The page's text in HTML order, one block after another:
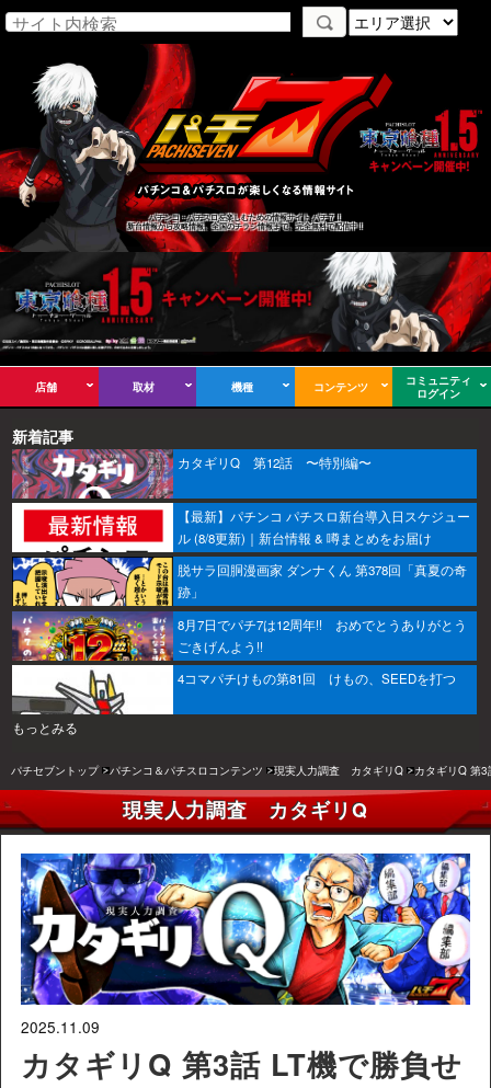
パチンコ・パチスロを楽しむための情報サイト パチ７！
新台情報から攻略情報、全国のチラシ情報まで、完全無料で配信中！
店舗 取材 機種 コンテンツ
コミュニティ
ログイン
新着記事
カタギリQ 第12話 〜特別編〜
【最新】パチンコ パチスロ新台導入日スケジュー
ル (8/8更新)｜新台情報 & 噂まとめをお届け
脱サラ回胴漫画家 ダンナくん 第378回「真夏の奇
跡」
8月7日でパチ7は12周年!! おめでとうありがとう
ごきげんよう!!
4コマパチけもの第81回 けもの、SEEDを打つ
もっとみる
パチセブントップ パチンコ＆パチスロコンテンツ 現実人力調査 カタギリQ カタギリQ 第
現実人力調査 カタギリQ
2025.11.09
カタギリQ 第3話 LT機で勝負せ